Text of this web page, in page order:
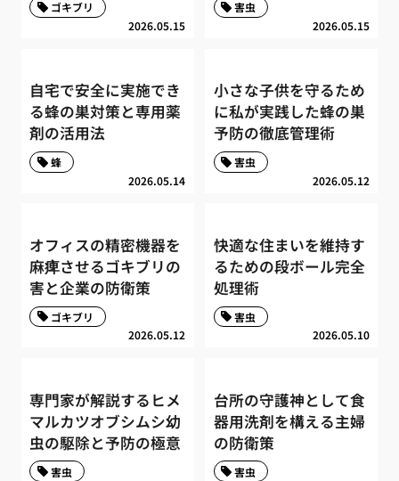
2026.05.15
ゴキブリ
2026.05.15
害虫
自宅で安全に実施でき
る蜂の巣対策と専用薬
剤の活用法
2026.05.14
蜂
小さな子供を守るため
に私が実践した蜂の巣
予防の徹底管理術
2026.05.12
害虫
オフィスの精密機器を
麻痺させるゴキブリの
害と企業の防衛策
2026.05.12
ゴキブリ
快適な住まいを維持す
るための段ボール完全
処理術
2026.05.10
害虫
専門家が解説するヒメ
マルカツオブシムシ幼
虫の駆除と予防の極意
害虫
台所の守護神として食
器用洗剤を構える主婦
の防衛策
害虫